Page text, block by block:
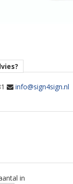
info@sign4sign.nl
in